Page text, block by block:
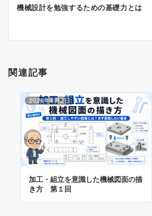
ン
機械設計を勉強するための基礎力とは
関連記事
2026年6月2日
加工・組立を意識した機械図面の描
き方 第１回